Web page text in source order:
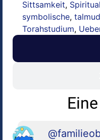
Sittsamkeit,
symbolische, talmud
Torahstudium,